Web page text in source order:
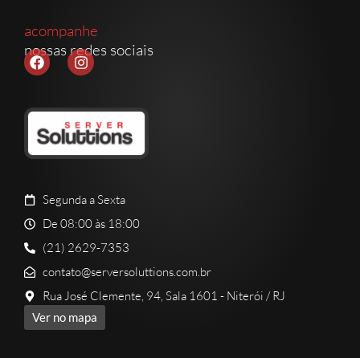
acompanhe
nossas redes sociais
Segunda a Sexta
De 08:00 às 18:00
(21) 2629-7353
contato@serversoluttions.com.br
Rua José Clemente, 94, Sala 1601 - Niterói / RJ
Ver no mapa